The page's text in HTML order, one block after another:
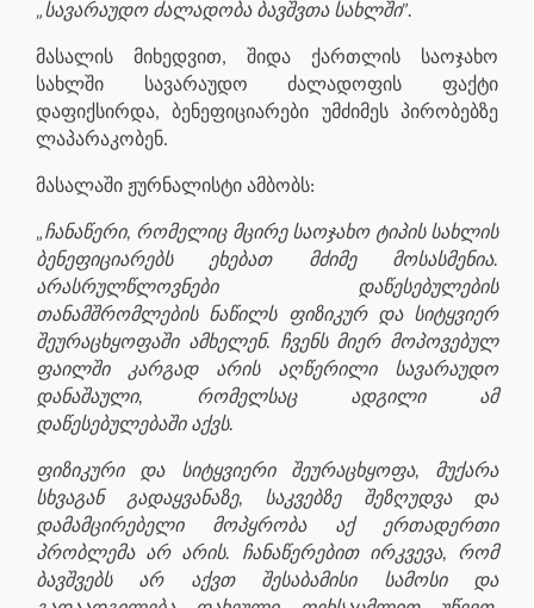
„სავარაუდო ძალადობა ბავშვთა სახლში”.
მასალის მიხედვით, შიდა ქართლის საოჯახო
სახლში სავარაუდო ძალადოფის ფაქტი
დაფიქსირდა, ბენეფიციარები უმძიმეს პირობებზე
ლაპარაკობენ.
მასალაში ჟურნალისტი ამბობს:
„ჩანაწერი, რომელიც მცირე საოჯახო ტიპის სახლის
ბენეფიციარებს ეხებათ მძიმე მოსასმენია.
არასრულწლოვნები დაწესებულების
თანამშრომლების ნაწილს ფიზიკურ და სიტყვიერ
შეურაცხყოფაში ამხელენ. ჩვენს მიერ მოპოვებულ
ფაილში კარგად არის აღწერილი სავარაუდო
დანაშაული, რომელსაც ადგილი ამ
დაწესებულებაში აქვს.
ფიზიკური და სიტყვიერი შეურაცხყოფა, მუქარა
სხვაგან გადაყვანაზე, საკვებზე შეზღუდვა და
დამამცირებელი მოპყრობა აქ ერთადერთი
პრობლემა არ არის. ჩანაწერებით ირკვევა, რომ
ბავშვებს არ აქვთ შესაბამისი სამოსი და